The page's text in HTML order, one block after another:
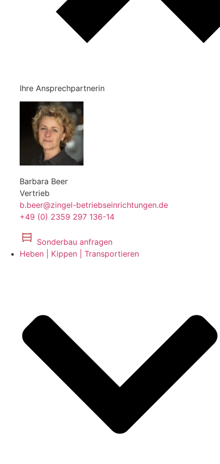
Ihre Ansprechpartnerin
Barbara Beer
Vertrieb
b.beer@zingel-betriebseinrichtungen.de
+49 (0) 2359 297 136-14
Sonderbau anfragen
Heben | Kippen | Transportieren